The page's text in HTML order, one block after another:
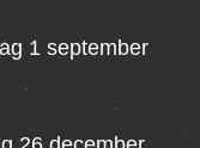
1 september